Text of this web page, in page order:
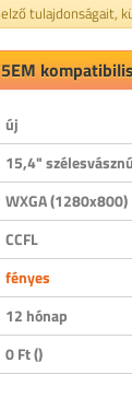
tulajdonságait,
új
15,4"
WXGA (1280x800)
CCFL
fényes
12 hónap
0 Ft ()